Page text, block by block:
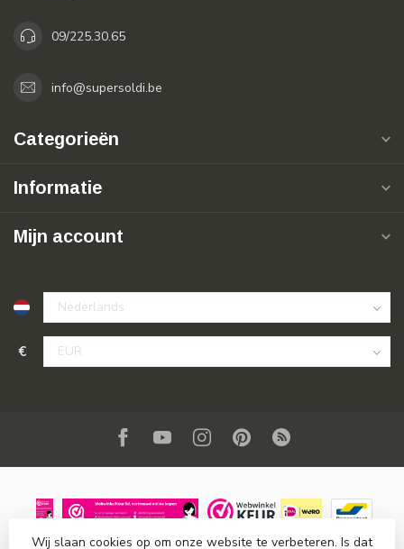
09/225.30.65
info@supersoldi.be
Categorieën
Informatie
Mijn account
€
Wij slaan cookies op om onze website te verbeteren. Is dat